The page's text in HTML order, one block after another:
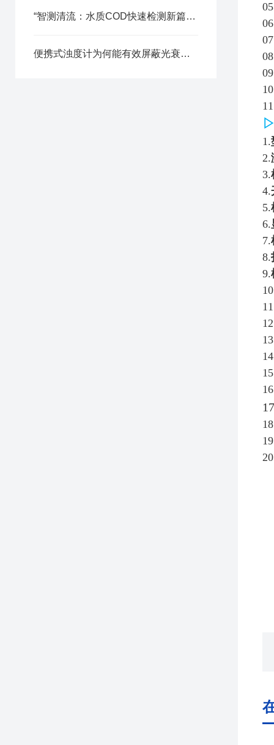
“智测清流：水质COD快速检测新篇章“
便携式浊度计为何能有效屏蔽光衰产生的测量偏差？
1.
2.
3.
4.
5.
6.
7.
8.
9.